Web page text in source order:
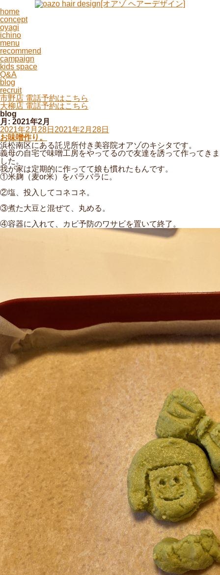
home
concept
oyagi
ichino
menu
recommend
campaign
kids space
Q&A
blog
recruit
市野店 電話予約はこちら
大柳店 電話予約はこちら
blog
月: 2021年2月
投
稿
日:
2021年2月28日 2021年2月28日
お味噌作り。
浜松南区にある託児所付き美容院オアゾのキシタです。
義母の自宅で味噌工房をやってるので友達を誘って作ってきま
した。
我が家は定期的に作ってて娘も慣れたもんです。
①米麹（麦or米）をバラバラに。
②塩、投入してコネコネ。
③煮た大豆と混ぜて、丸める。
④容器に入れて、カビ予防のワサビを置いて終了。